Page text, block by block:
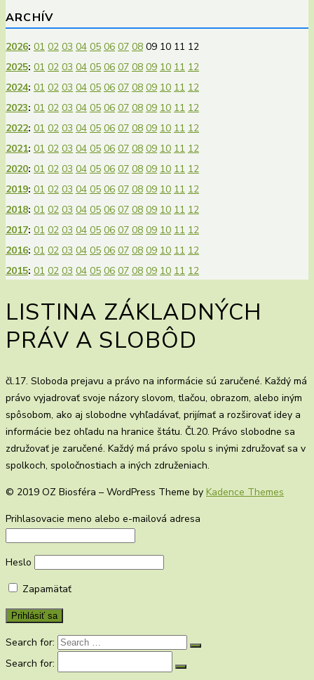
ARCHÍV
2026: 01 02 03 04 05 06 07 08 09 10 11 12
2025: 01 02 03 04 05 06 07 08 09 10 11 12
2024: 01 02 03 04 05 06 07 08 09 10 11 12
2023: 01 02 03 04 05 06 07 08 09 10 11 12
2022: 01 02 03 04 05 06 07 08 09 10 11 12
2021: 01 02 03 04 05 06 07 08 09 10 11 12
2020: 01 02 03 04 05 06 07 08 09 10 11 12
2019: 01 02 03 04 05 06 07 08 09 10 11 12
2018: 01 02 03 04 05 06 07 08 09 10 11 12
2017: 01 02 03 04 05 06 07 08 09 10 11 12
2016: 01 02 03 04 05 06 07 08 09 10 11 12
2015: 01 02 03 04 05 06 07 08 09 10 11 12
LISTINA ZÁKLADNÝCH
PRÁV A SLOBÔD
čl.17. Sloboda prejavu a právo na informácie sú zaručené. Každý má
právo vyjadrovať svoje názory slovom, tlačou, obrazom, alebo iným
spôsobom, ako aj slobodne vyhľadávať, prijímať a rozširovať idey a
informácie bez ohľadu na hranice štátu. Čl.20. Právo slobodne sa
združovať je zaručené. Každý má právo spolu s inými združovať sa v
spolkoch, spoločnostiach a iných združeniach.
© 2019 OZ Biosféra – WordPress Theme by Kadence Themes
Prihlasovacie meno alebo e-mailová adresa
Heslo
Zapamätať
Search for:
Search for: